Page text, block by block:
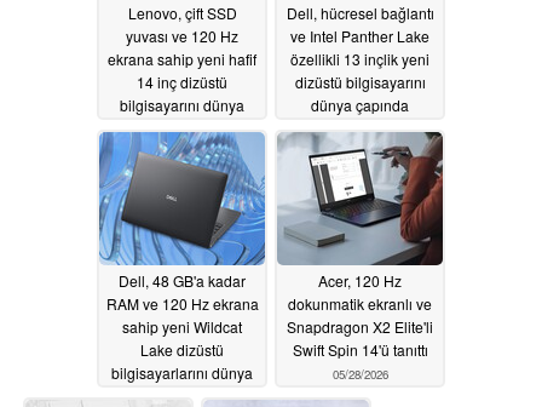
Lenovo, çift SSD
yuvası ve 120 Hz
ekrana sahip yeni hafif
14 inç dizüstü
bilgisayarını dünya
çapında piyasaya
sürüyor05/29/2026
Dell, hücresel bağlantı
ve Intel Panther Lake
özellikli 13 inçlik yeni
dizüstü bilgisayarını
dünya çapında
piyasaya sürdü
05/29/2026
Dell, 48 GB'a kadar
RAM ve 120 Hz ekrana
sahip yeni Wildcat
Lake dizüstü
bilgisayarlarını dünya
çapında tanıttı
05/29/2026
Acer, 120 Hz
dokunmatik ekranlı ve
Snapdragon X2 Elite'li
Swift Spin 14'ü tanıttı
05/28/2026